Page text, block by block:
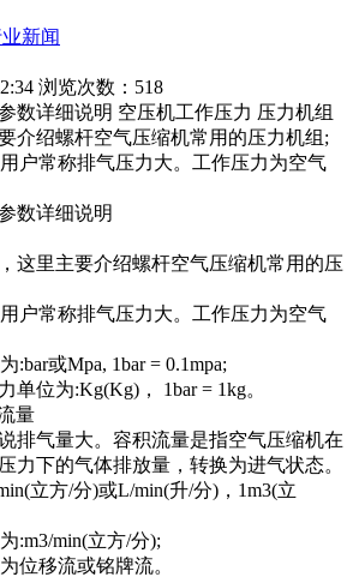
新闻
浏览次数：518
数详细说明 空压机工作压力 压力机组
介绍螺杆空气压缩机常用的压力机组;
户常称排气压力大。工作压力为空气
数详细说明
这里主要介绍螺杆空气压缩机常用的压
户常称排气压力大。工作压力为空气
:bar或Mpa, 1bar = 0.1mpa;
单位为:Kg(Kg)， 1bar = 1kg。
量
排气量大。容积流量是指空气压缩机在
力下的气体排放量，转换为进气状态。
立方/分)或L/min(升/分)，1m3(立
:m3/min(立方/分);
位移流或铭牌流。